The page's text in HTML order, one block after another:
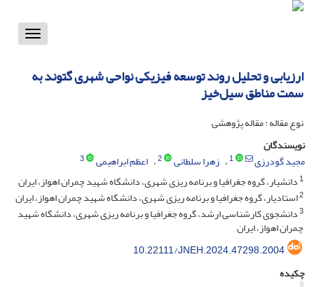
Toggle
ارزیابی و تحلیل روند توسعه فیزیکی نواحی شهری گتوند به
سمت مناطق سیل‌خیز
نوع مقاله : مقاله پژوهشی
نویسندگان
مجید گودرزی
1 زهرا سلطانی 2 اعظم ابراهیمی
3
1دانشیار، گروه جغرافیا و برنامه ریزی شهری، دانشگاه شهید چمران اهواز، ایران
2استادیار، گروه جغرافیا و برنامه ریزی شهری، دانشگاه شهید چمران اهواز، ایران
3دانشجوی کارشناسی ارشد، گروه جغرافیا و برنامه ریزی شهری، دانشگاه شهید
چمران اهواز، ایران
10.22111/JNEH.2024.47298.2004
چکیده